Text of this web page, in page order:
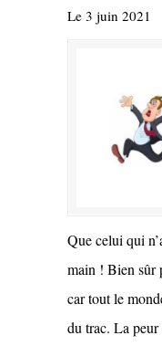
Le 3 juin 2021
Que celui qui
main ! Bien sûr
car tout le
du trac. La peur